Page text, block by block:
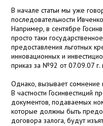
В начале статьи мы уже
последовательности
Например, в сентябре
просто таки
предоставления льготных
инновационных и
приказ за №92 от 07.09.07
Однако, вызывает сомнение
В частности Госинвестиций
документов, подаваемых
которые должны быть
договора залога, будут